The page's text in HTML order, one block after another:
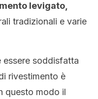
levigato,
tradizionali e varie
essere soddisfatta
rivestimento è
questo modo il